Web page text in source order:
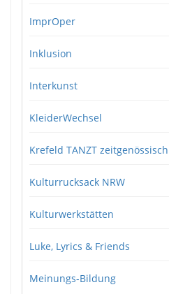
ImprOper
Inklusion
Interkunst
KleiderWechsel
Krefeld TANZT zeitgenössisch
Kulturrucksack NRW
Kulturwerkstätten
Luke, Lyrics & Friends
Meinungs-Bildung